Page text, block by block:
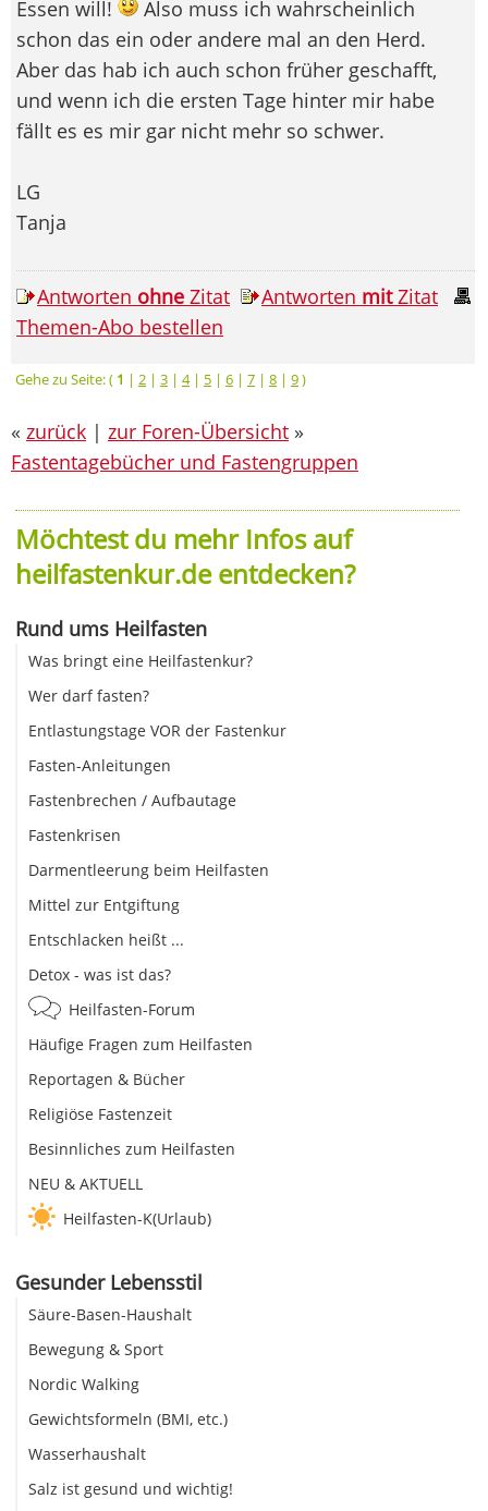
Essen will!
Also muss ich wahrscheinlich
schon das ein oder andere mal an den Herd.
Aber das hab ich auch schon früher geschafft,
und wenn ich die ersten Tage hinter mir habe
fällt es es mir gar nicht mehr so schwer.
LG
Tanja
Antworten ohne Zitat Antworten mitZitat
Themen-Abo bestellen
Gehe zu Seite: ( 1 | 2 | 3 | 4| 5 | 6 | 7 | 8 | 9)
« zurück | zur Foren-Übersicht »
Fastentagebücher und Fastengruppen
Möchtest du mehr Infos auf
heilfastenkur.de entdecken?
Rund ums Heilfasten
Was bringt eine Heilfastenkur?
Wer darf fasten?
Entlastungstage VOR der Fastenkur
Fasten-Anleitungen
Fastenbrechen / Aufbautage
Fastenkrisen
Darmentleerung beim Heilfasten
Mittel zur Entgiftung
Entschlacken heißt ...
Detox - was ist das?
Heilfasten-Forum
Häufige Fragen zum Heilfasten
Reportagen & Bücher
Religiöse Fastenzeit
Besinnliches zum Heilfasten
NEU & AKTUELL
Heilfasten-K(Urlaub)
Gesunder Lebensstil
Säure-Basen-Haushalt
Bewegung & Sport
Nordic Walking
Gewichtsformeln (BMI, etc.)
Wasserhaushalt
Salz ist gesund und wichtig!